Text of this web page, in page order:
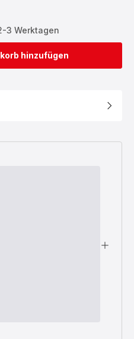
3 Werktagen
hinzufügen